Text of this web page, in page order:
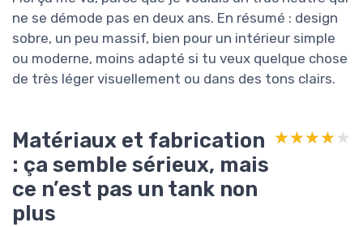
ne se démode pas en deux ans. En résumé : design
sobre, un peu massif, bien pour un intérieur simple
ou moderne, moins adapté si tu veux quelque chose
de très léger visuellement ou dans des tons clairs.
Matériaux et fabrication
: ça semble sérieux, mais
ce n’est pas un tank non
plus
★★★★★
★★★★★